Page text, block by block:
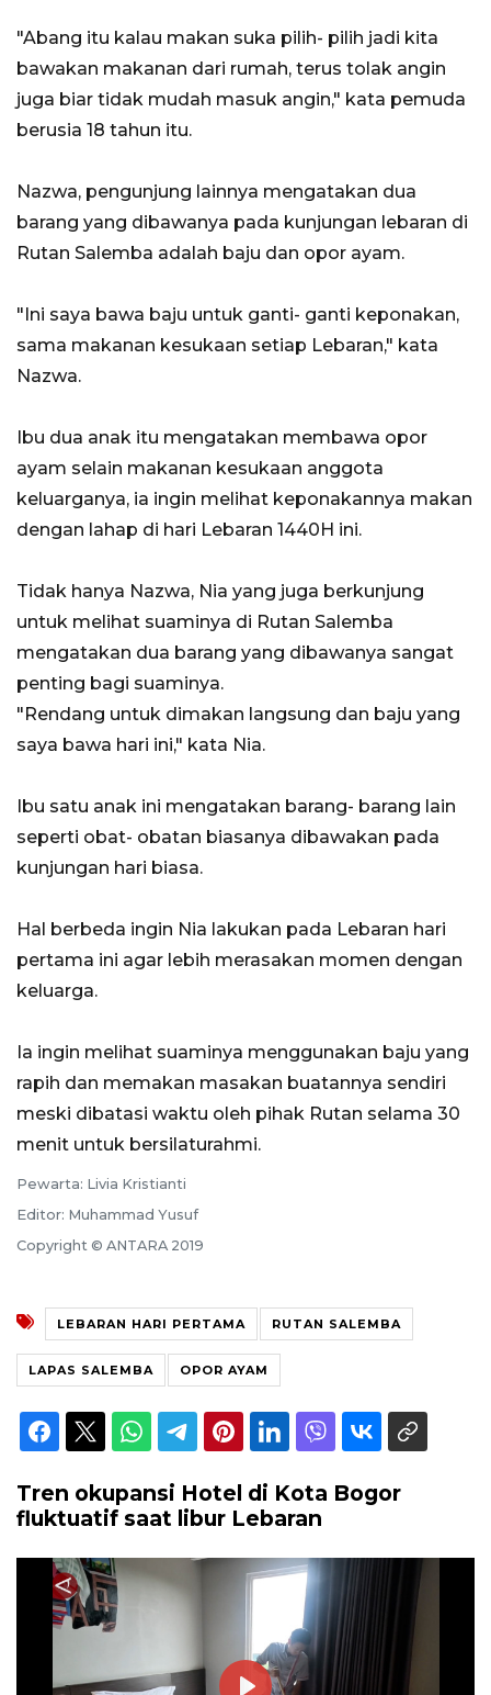
"Abang itu kalau makan suka pilih- pilih jadi kita
bawakan makanan dari rumah, terus tolak angin
juga biar tidak mudah masuk angin," kata pemuda
berusia 18 tahun itu.
Nazwa, pengunjung lainnya mengatakan dua
barang yang dibawanya pada kunjungan lebaran di
Rutan Salemba adalah baju dan opor ayam.
"Ini saya bawa baju untuk ganti- ganti keponakan,
sama makanan kesukaan setiap Lebaran," kata
Nazwa.
Ibu dua anak itu mengatakan membawa opor
ayam selain makanan kesukaan anggota
keluarganya, ia ingin melihat keponakannya makan
dengan lahap di hari Lebaran 1440H ini.
Tidak hanya Nazwa, Nia yang juga berkunjung
untuk melihat suaminya di Rutan Salemba
mengatakan dua barang yang dibawanya sangat
penting bagi suaminya.
"Rendang untuk dimakan langsung dan baju yang
saya bawa hari ini," kata Nia.
Ibu satu anak ini mengatakan barang- barang lain
seperti obat- obatan biasanya dibawakan pada
kunjungan hari biasa.
Hal berbeda ingin Nia lakukan pada Lebaran hari
pertama ini agar lebih merasakan momen dengan
keluarga.
Ia ingin melihat suaminya menggunakan baju yang
rapih dan memakan masakan buatannya sendiri
meski dibatasi waktu oleh pihak Rutan selama 30
menit untuk bersilaturahmi.
Pewarta: Livia Kristianti
Editor: Muhammad Yusuf
Copyright © ANTARA 2019
LEBARAN HARI PERTAMA RUTAN SALEMBA
LAPAS SALEMBA OPOR AYAM
Tren okupansi Hotel di Kota Bogor
fluktuatif saat libur Lebaran